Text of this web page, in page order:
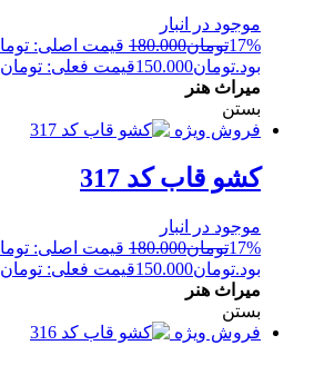
موجود در انبار
17%تومان180.000
بود.تومان150.000قیمت فعلی: تومان150.000.
میراث هنر
بستن
فروش ویژه
کشو قاب کد 317
موجود در انبار
17%تومان180.000
بود.تومان150.000قیمت فعلی: تومان150.000.
میراث هنر
بستن
فروش ویژه